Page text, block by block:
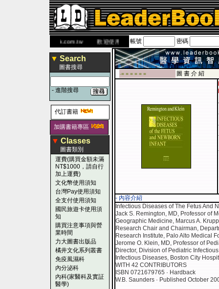
www.leaderbook.com.tw歡迎使用 國民旅遊卡！！
帳號 密碼
▼ Search
圖書搜尋
- 進階搜尋
代訂書籍
加購書籍專區
▼ Classes
圖書類別
運費(購買金額未滿
NT$1000，請自行
加上運費)
文化幣使用須知
台灣Pay使用須知
全支付使用須知
國民旅遊卡使用須
知
購買注意事項與營
業時間
力大圖書出版品
橘井文化系列叢書
免疫風濕科
內分泌科
內科(家醫科及實証
醫學)
-■ ■ ■ ■ ■ ■
圖 書 介 紹
- 內容介紹
Infectious Diseases of The Fetus And
Jack S. Remington, MD, Professor of
Geographic Medicine, Marcus A. Krupp
Research Chair and Chairman,
Research Institute, Palo Alto Medical
Jerome O. Klein, MD, Professor of
Director, Division of Pediatric
Infectious Diseases, Boston City
WITH 42 CONTRIBUTORS
ISBN 0721679765 · Hardback
W.B. Saunders · Published October